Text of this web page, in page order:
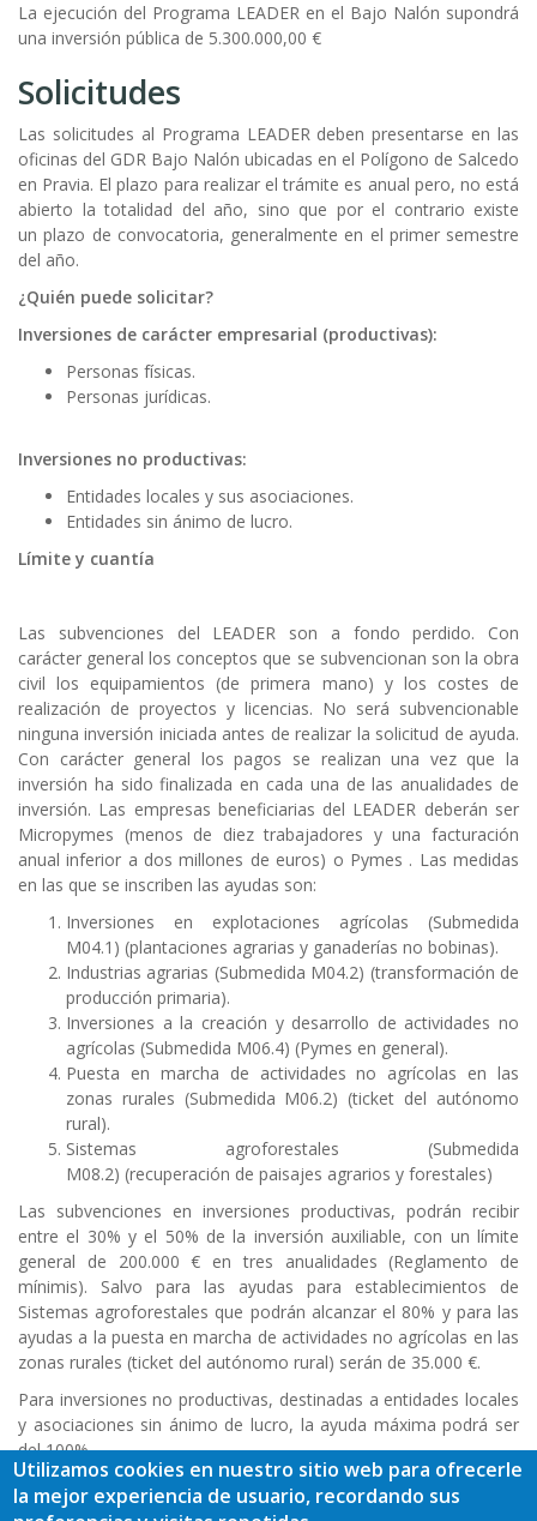
La ejecución del Programa LEADER en el Bajo Nalón supondrá
una inversión pública de 5.300.000,00 €
Solicitudes
Las solicitudes al Programa LEADER deben presentarse en las
oficinas del GDR Bajo Nalón ubicadas en el Polígono de Salcedo
en Pravia. El plazo para realizar el trámite es anual pero, no está
abierto la totalidad del año, sino que por el contrario existe
un plazo de convocatoria, generalmente en el primer semestre
del año.
¿Quién puede solicitar?
Inversiones de carácter empresarial (productivas):
Personas físicas.
Personas jurídicas.
Inversiones no productivas:
Entidades locales y sus asociaciones.
Entidades sin ánimo de lucro.
Límite y cuantía
Las subvenciones del LEADER son a fondo perdido. Con
carácter general los conceptos que se subvencionan son la obra
civil los equipamientos (de primera mano) y los costes de
realización de proyectos y licencias. No será subvencionable
ninguna inversión iniciada antes de realizar la solicitud de ayuda.
Con carácter general los pagos se realizan una vez que la
inversión ha sido finalizada en cada una de las anualidades de
inversión. Las empresas beneficiarias del LEADER deberán ser
Micropymes (menos de diez trabajadores y una facturación
anual inferior a dos millones de euros) o Pymes . Las medidas
en las que se inscriben las ayudas son:
Inversiones en explotaciones agrícolas (Submedida
M04.1) (plantaciones agrarias y ganaderías no bobinas).
Industrias agrarias (Submedida M04.2) (transformación de
producción primaria).
Inversiones a la creación y desarrollo de actividades no
agrícolas (Submedida M06.4) (Pymes en general).
Puesta en marcha de actividades no agrícolas en las
zonas rurales (Submedida M06.2) (ticket del autónomo
rural).
Sistemas agroforestales (Submedida
M08.2) (recuperación de paisajes agrarios y forestales)
Las subvenciones en inversiones productivas, podrán recibir
entre el 30% y el 50% de la inversión auxiliable, con un límite
general de 200.000 € en tres anualidades (Reglamento de
mínimis). Salvo para las ayudas para establecimientos de
Sistemas agroforestales que podrán alcanzar el 80% y para las
ayudas a la puesta en marcha de actividades no agrícolas en las
zonas rurales (ticket del autónomo rural) serán de 35.000 €.
Para inversiones no productivas, destinadas a entidades locales
y asociaciones sin ánimo de lucro, la ayuda máxima podrá ser
del 100%.
Utilizamos cookies en nuestro sitio web para ofrecerle
la mejor experiencia de usuario, recordando sus